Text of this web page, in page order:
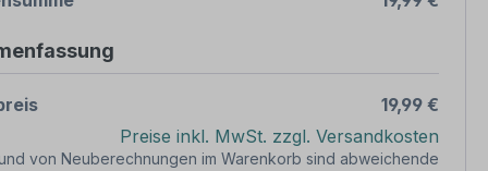
19,99 €
Preise inkl. MwSt. zzgl. Versandkosten
von Neuberechnungen im Warenkorb sind abweichende